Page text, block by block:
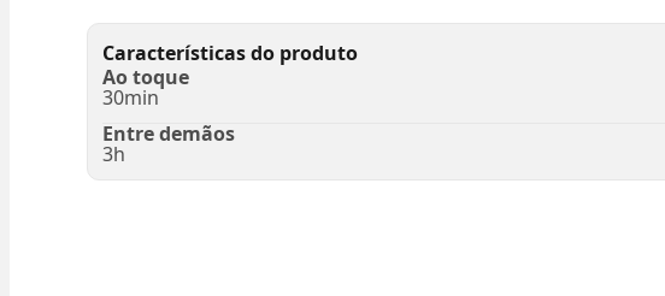
Características do produto
Ao toque
30min
Entre demãos
3h